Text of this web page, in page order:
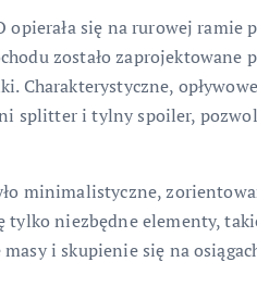
opierała się na rurowej ramie
zostało zaprojektowane
Charakterystyczne,
splitter i tylny spoiler,
minimalistyczne,
tylko niezbędne elementy,
i skupienie się na